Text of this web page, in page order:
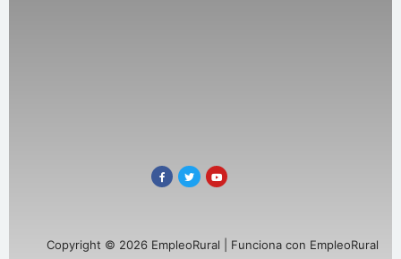
Copyright © 2026 EmpleoRural | Funciona con EmpleoRural